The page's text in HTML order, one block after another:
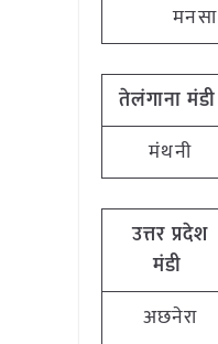
मनसा
तेलंगाना मंडी
मंथनी
उत्तर प्रदेश
मंडी
अछनेरा